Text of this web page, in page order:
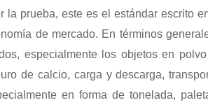
prueba, este es el estándar escrito
de mercado. En términos
especialmente los objetos en
de calcio, carga y descarga,
en forma de tonelada,